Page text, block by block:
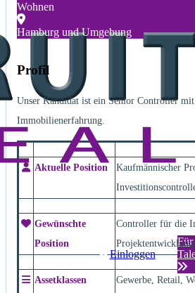
Einloggen
Für
Wohnen
Hamburg und Umgebung
Profil
Unser Kandidat ist ein Senior Controller
Immobilienerfahrung.
Aktuelle Position
Kaufmännischer
Gewünschte
Position
Controller für die
Projektentwicklung
Assetklassen
Gewerbe, Retail,